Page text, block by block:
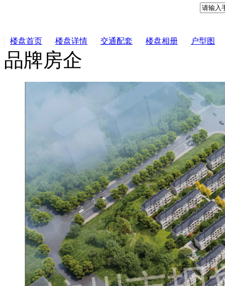
楼盘首页 楼盘详情 交通配套 楼盘相册 户型图
品牌房企